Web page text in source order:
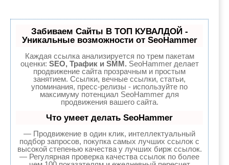
Забиваем Сайты В ТОП КУВАЛДОЙ -
Уникальные возможности от SeoHammer
Каждая ссылка анализируется по трем пакетам
оценки: SEO, Трафик и SMM. SeoHammer делает
продвижение сайта прозрачным и простым
занятием. Ссылки, вечные ссылки, статьи,
упоминания, пресс-релизы - используйте по
максимуму потенциал SeoHammer для
продвижения вашего сайта.
Что умеет делать SeoHammer
— Продвижение в один клик, интеллектуальный
подбор запросов, покупка самых лучших ссылок с
высокой степенью качества у лучших бирж ссылок.
— Регулярная проверка качества ссылок по более